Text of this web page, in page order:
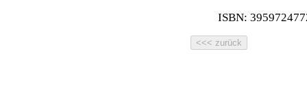
ISBN: